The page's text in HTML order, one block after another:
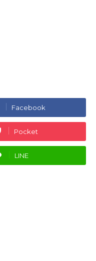
Facebook
Pocket
LINE